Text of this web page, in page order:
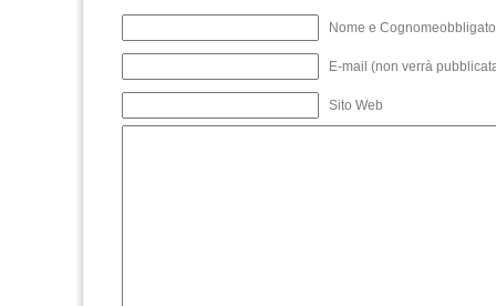
Nome e
E-mail (non verrà
Sito Web